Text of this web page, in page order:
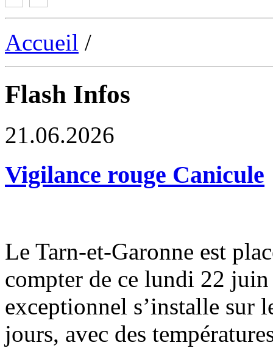
Accueil /
Flash Infos
21.06.2026
Vigilance rouge Canicule
Le Tarn-et-Garonne est
compter de ce lundi 22
exceptionnel s’installe sur
jours, avec des